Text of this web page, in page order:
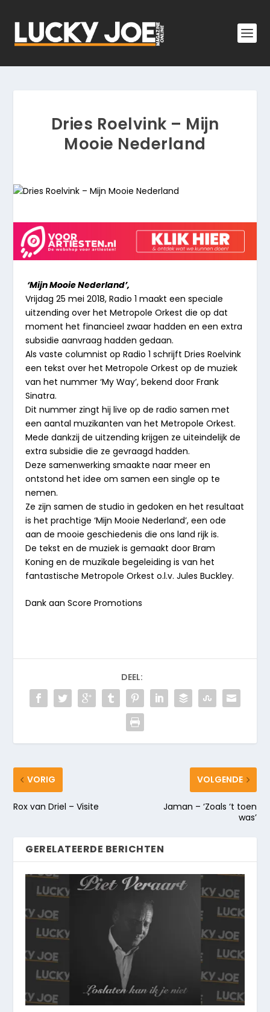
Dries Roelvink – Mijn
Mooie Nederland
‘Mijn Mooie Nederland’,
Vrijdag 25 mei 2018, Radio 1 maakt een speciale
uitzending over het Metropole Orkest die op dat
moment het financieel zwaar hadden en een extra
subsidie aanvraag hadden gedaan.
Als vaste columnist op Radio 1 schrijft Dries Roelvink
een tekst over het Metropole Orkest op de muziek
van het nummer ‘My Way’, bekend door Frank
Sinatra.
Dit nummer zingt hij live op de radio samen met
een aantal muzikanten van het Metropole Orkest.
Mede dankzij de uitzending krijgen ze uiteindelijk de
extra subsidie die ze gevraagd hadden.
Deze samenwerking smaakte naar meer en
ontstond het idee om samen een single op te
nemen.
Ze zijn samen de studio in gedoken en het resultaat
is het prachtige ‘Mijn Mooie Nederland’, een ode
aan de mooie geschiedenis die ons land rijk is.
De tekst en de muziek is gemaakt door Bram
Koning en de muzikale begeleiding is van het
fantastische Metropole Orkest o.l.v. Jules Buckley.
Dank aan Score Promotions
DEEL:
VORIG
Rox van Driel – Visite
VOLGENDE
Jaman – ‘Zoals ‘t toen
was’
GERELATEERDE BERICHTEN